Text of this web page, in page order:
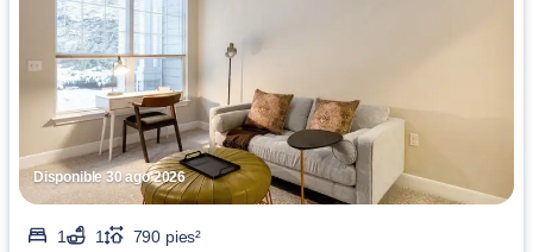
Disponible 30 ago 2026
1 1
790 pies²